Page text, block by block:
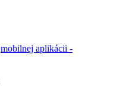
mobilnej aplikácii -